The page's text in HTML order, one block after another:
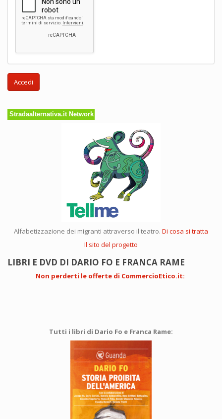
Accedi
Stradaalternativa.it Network
Alfabetizzazione dei migranti attraverso il teatro. Di cosa si tratta
Il sito del progetto
LIBRI E DVD DI DARIO FO E FRANCA RAME
Non perderti le offerte di CommercioEtico.it:
Tutti i libri di Dario Fo e Franca Rame: